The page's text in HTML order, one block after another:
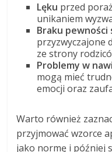
Lęku przed
unikaniem
Braku pewności
przyzwyczajone
ze strony
Problemy w
mogą mieć
emocji oraz
Warto również
przyjmować wzorce
jako normę i później